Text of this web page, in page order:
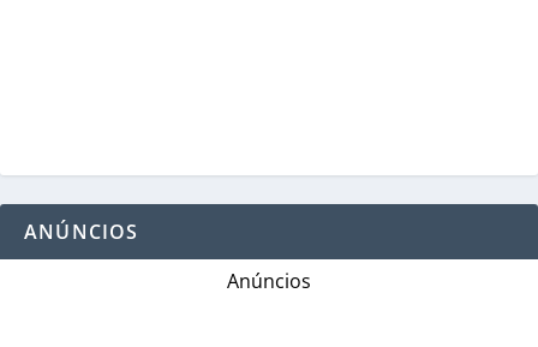
ANÚNCIOS
Anúncios